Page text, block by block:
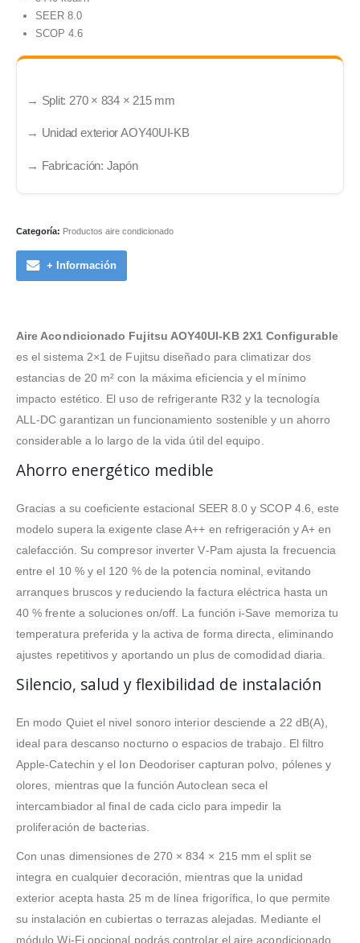
SEER 8.0
SCOP 4.6
→ Split: 270 × 834 × 215 mm
→ Unidad exterior AOY40UI‑KB
→ Fabricación: Japón
Categoría: Productos aire condicionado
+ Información
Aire Acondicionado Fujitsu AOY40UI-KB 2X1 Configurable
es el sistema 2×1 de Fujitsu diseñado para climatizar dos
estancias de 20 m² con la máxima eficiencia y el mínimo
impacto estético. El uso de refrigerante R32 y la tecnología
ALL‑DC garantizan un funcionamiento sostenible y un ahorro
considerable a lo largo de la vida útil del equipo.
Ahorro energético medible
Gracias a su coeficiente estacional SEER 8.0 y SCOP 4.6, este
modelo supera la exigente clase A++ en refrigeración y A+ en
calefacción. Su compresor inverter V‑Pam ajusta la frecuencia
entre el 10 % y el 120 % de la potencia nominal, evitando
arranques bruscos y reduciendo la factura eléctrica hasta un
40 % frente a soluciones on/off. La función i‑Save memoriza tu
temperatura preferida y la activa de forma directa, eliminando
ajustes repetitivos y aportando un plus de comodidad diaria.
Silencio, salud y flexibilidad de instalación
En modo Quiet el nivel sonoro interior desciende a 22 dB(A),
ideal para descanso nocturno o espacios de trabajo. El filtro
Apple‑Catechin y el Ion Deodoriser capturan polvo, pólenes y
olores, mientras que la función Autoclean seca el
intercambiador al final de cada ciclo para impedir la
proliferación de bacterias.
Con unas dimensiones de 270 × 834 × 215 mm el split se
integra en cualquier decoración, mientras que la unidad
exterior acepta hasta 25 m de línea frigorífica, lo que permite
su instalación en cubiertas o terrazas alejadas. Mediante el
módulo Wi‑Fi opcional podrás controlar el aire acondicionado